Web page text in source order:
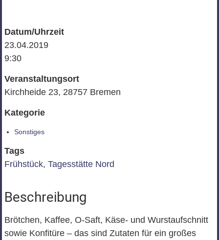
Datum/Uhrzeit
23.04.2019
9:30
Veranstaltungsort
Kirchheide 23, 28757 Bremen
Kategorie
Sonstiges
Tags
Frühstück, Tagesstätte Nord
Beschreibung
Brötchen, Kaffee, O-Saft, Käse- und Wurstaufschnitt
sowie Konfitüre – das sind Zutaten für ein großes